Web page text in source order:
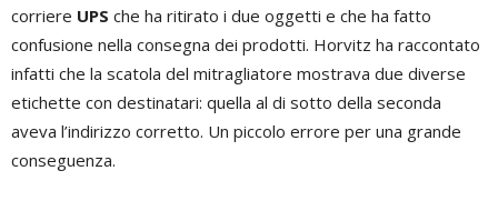
corriere UPS che ha ritirato i due oggetti e che ha fatto
confusione nella consegna dei prodotti. Horvitz ha raccontato
infatti che la scatola del mitragliatore mostrava due diverse
etichette con destinatari: quella al di sotto della seconda
aveva l’indirizzo corretto. Un piccolo errore per una grande
conseguenza.